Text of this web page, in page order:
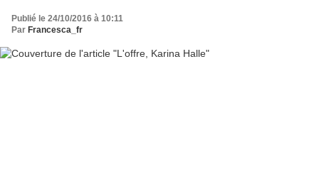
Publié le 24/10/2016 à 10:11
Par Francesca_fr